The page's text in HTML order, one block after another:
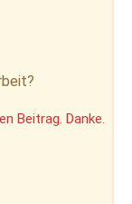
Beitrag. Danke.